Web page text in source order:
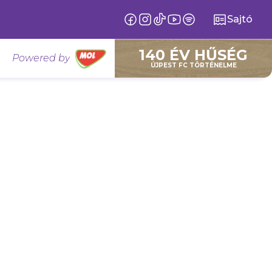
Sajtó
Powered by 140 ÉV HŰSÉG
ÚJPEST FC TÖRTÉNELME